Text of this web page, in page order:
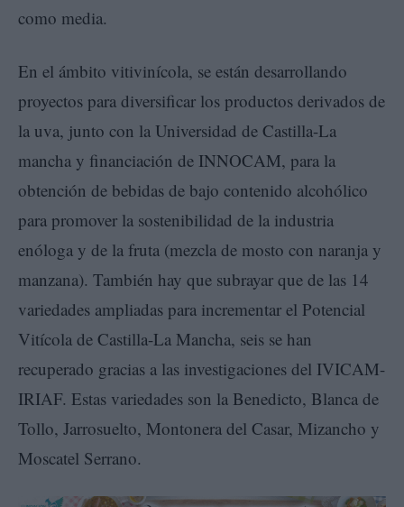
como media.
En el ámbito vitivinícola, se están desarrollando
proyectos para diversificar los productos derivados de
la uva, junto con la Universidad de Castilla-La
mancha y financiación de INNOCAM, para la
obtención de bebidas de bajo contenido alcohólico
para promover la sostenibilidad de la industria
enóloga y de la fruta (mezcla de mosto con naranja y
manzana). También hay que subrayar que de las 14
variedades ampliadas para incrementar el Potencial
Vitícola de Castilla-La Mancha, seis se han
recuperado gracias a las investigaciones del IVICAM-
IRIAF. Estas variedades son la Benedicto, Blanca de
Tollo, Jarrosuelto, Montonera del Casar, Mizancho y
Moscatel Serrano.